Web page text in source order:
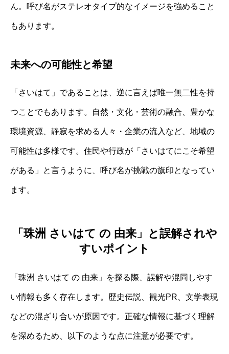
ん。呼び名がステレオタイプ的なイメージを強めること
もあります。
未来への可能性と希望
「さいはて」であることは、逆に言えば唯一無二性を持
つことでもあります。自然・文化・芸術の融合、豊かな
環境資源、静寂を求める人々・企業の流入など、地域の
可能性は多様です。住民や行政が「さいはてにこそ希望
がある」と言うように、呼び名が挑戦の旗印となってい
ます。
「珠洲 さいはて の 由来」と誤解されや
すいポイント
「珠洲 さいはて の 由来」を探る際、誤解や混同しやす
い情報も多く存在します。歴史伝説、観光PR、文学表現
などの混ざり合いが原因です。正確な情報に基づく理解
を深めるため、以下のような点に注意が必要です。